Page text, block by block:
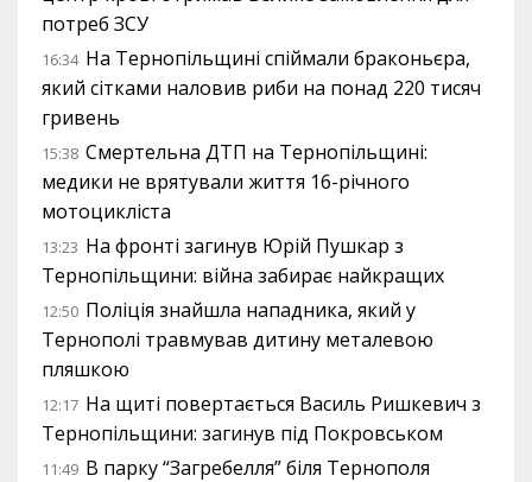
потреб ЗСУ
16:34 На Тернопільщині спіймали браконьєра,
який сітками наловив риби на понад 220 тисяч
гривень
15:38 Смертельна ДТП на Тернопільщині:
медики не врятували життя 16-річного
мотоцикліста
13:23 На фронті загинув Юрій Пушкар з
Тернопільщини: війна забирає найкращих
12:50 Поліція знайшла нападника, який у
Тернополі травмував дитину металевою
пляшкою
12:17 На щиті повертається Василь Ришкевич з
Тернопільщини: загинув під Покровськом
11:49 В парку “Загребелля” біля Тернополя